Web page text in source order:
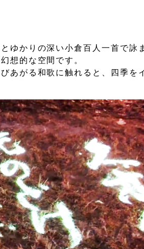
ゆかりの深い小倉百人一首で詠
想的な空間です。
あがる和歌に触れると、四季を